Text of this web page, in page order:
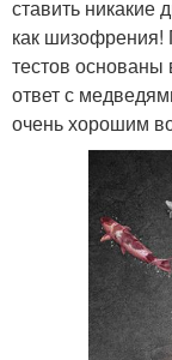
ставить никакие
как шизофрения!
тестов основаны
ответ с
очень хорошим